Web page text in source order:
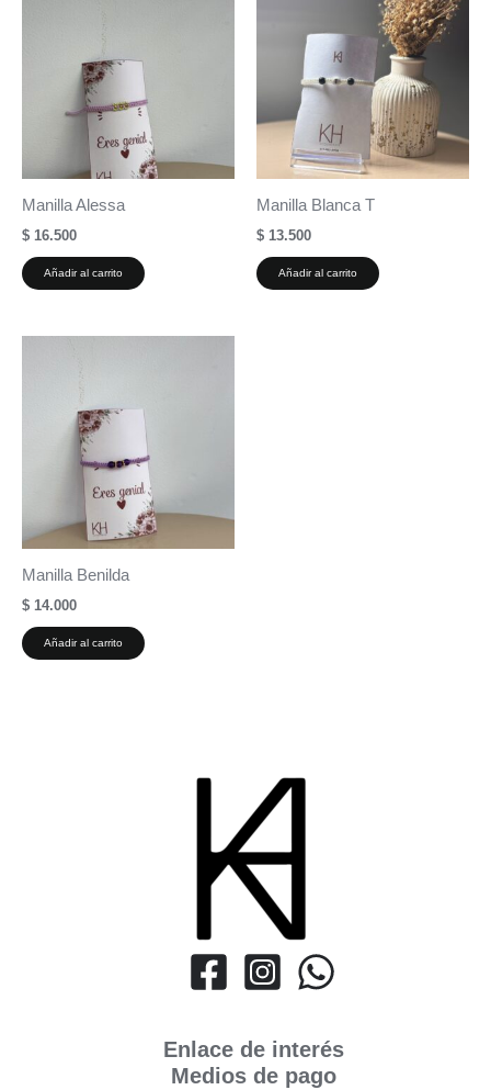
Manilla Alessa
$ 16.500
Añadir al carrito
Manilla Blanca T
$ 13.500
Añadir al carrito
Manilla Benilda
$ 14.000
Añadir al carrito
Enlace de interés
Medios de pago